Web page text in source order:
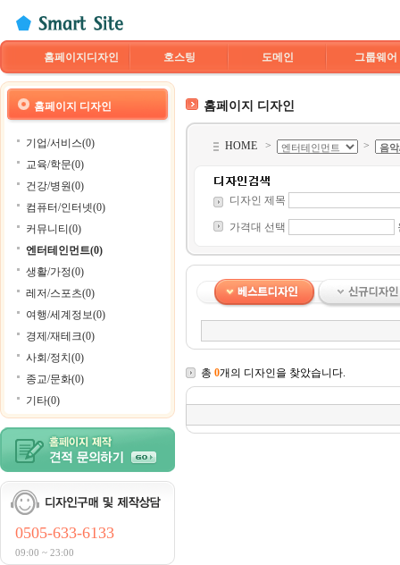
홈페이지디자인 호스팅 도메인 그룹웨어
홈페이지 디자인
기업/서비스(0)
교육/학문(0)
건강/병원(0)
컴퓨터/인터넷(0)
커뮤니티(0)
엔터테인먼트(0)
생활/가정(0)
레저/스포츠(0)
여행/세계정보(0)
경제/재테크(0)
사회/정치(0)
종교/문화(0)
기타(0)
0505-633-6133
09:00 ~ 23:00
홈페이지 디자인
HOME > >
디자인 제목
가격대 선택
총 0개의 디자인을 찾았습니다.